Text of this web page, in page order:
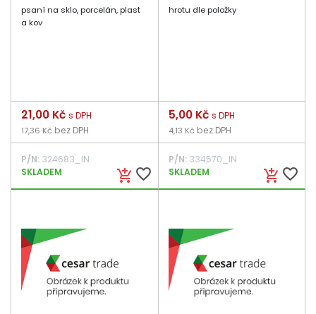
psaní na sklo, porcelán, plast
a kov
add_shopping_cart favorite_border
Cena
21,00 Kč s DPH
17,36 Kč bez DPH
P/N: 324683_IN
SKLADEM
hrotu dle položky
add_shopping_cart favorite_border
Cena
5,00 Kč s DPH
4,13 Kč bez DPH
P/N:334570_IN
SKLADEM